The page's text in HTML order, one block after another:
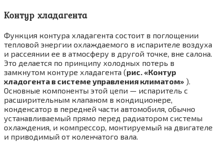
Контур хладагента
Функция контура хладагента состоит в по­глощении
тепловой энергии охлаждаемого в испарителе воздуха
и рассеянии ее в атмос­феру в другой точке, вне салона.
Это делается по принципу холодных потерь в
замкнутом контуре хладагента (рис. «Контур
хладогента в системе управления климатом» ).
Основные компо­ненты этой цепи — испаритель с
расширительным клапаном в кондиционере,
конденсатор в передней части автомобиля, обычно
устанав­ливаемый прямо перед радиатором системы
охлаждения, и компрессор, монтируемый на двигателе
и приводимый от коленчатого вала.